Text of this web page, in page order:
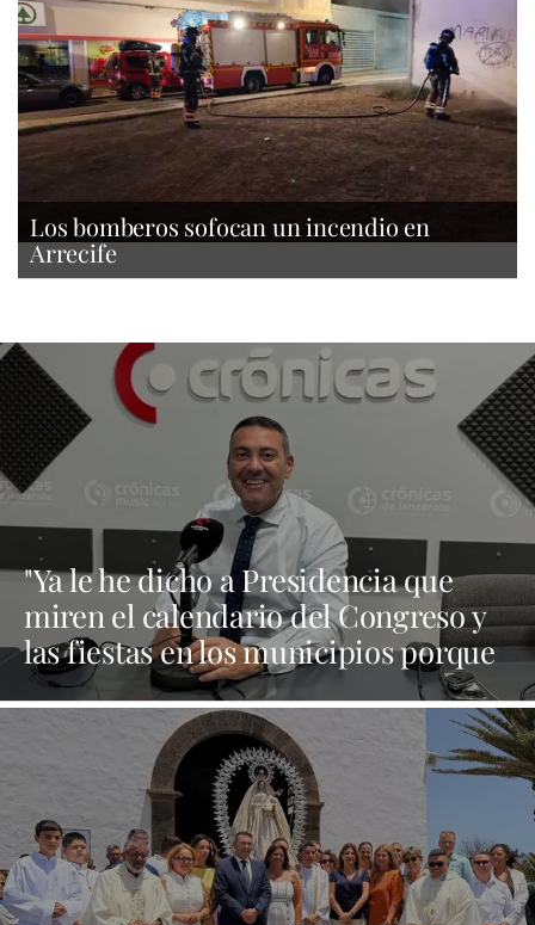
Los bomberos sofocan un incendio en
Arrecife
"Ya le he dicho a Presidencia que
miren el calendario del Congreso y
las fiestas en los municipios porque
Dolores Corujo estaba en un fiesta
aquí y al día siguiente no está en el